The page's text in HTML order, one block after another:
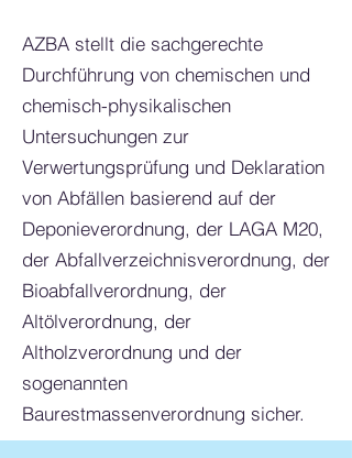
AZBA stellt die sachgerechte
Durchführung von chemischen und
chemisch-physikalischen
Untersuchungen zur
Verwertungsprüfung und Deklaration
von Abfällen basierend auf der
Deponieverordnung, der LAGA M20,
der Abfallverzeichnisverordnung, der
Bioabfallverordnung, der
Altölverordnung, der
Altholzverordnung und der
sogenannten
Baurestmassenverordnung sicher.